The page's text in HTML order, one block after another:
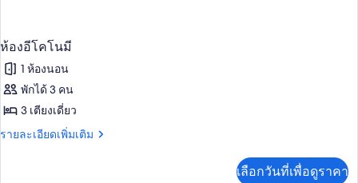
ห้องอีโคโนมี
1 ห้องนอน
พักได้ 3 คน
3 เตียงเดี่ยว
รายละเอียดเพิ่มเติม
ราย
เลือกวันที่เพื่อดูราคา